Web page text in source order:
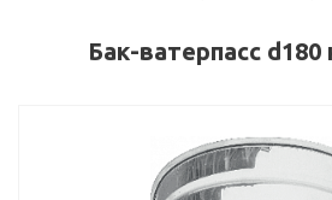
Бак-ватерпасс